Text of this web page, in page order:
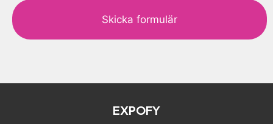
a
p
t
EXPOFY